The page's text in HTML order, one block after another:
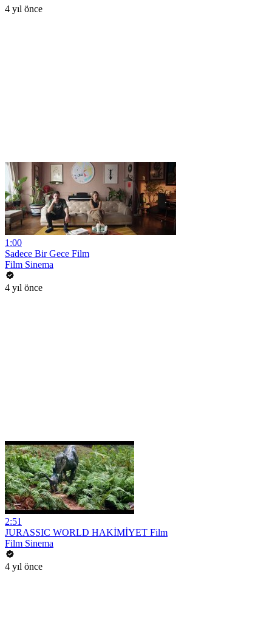
4 yıl önce
1:00
Sadece Bir Gece Film
Film Sinema
4 yıl önce
2:51
JURASSIC WORLD HAKİMİYET Film
Film Sinema
4 yıl önce